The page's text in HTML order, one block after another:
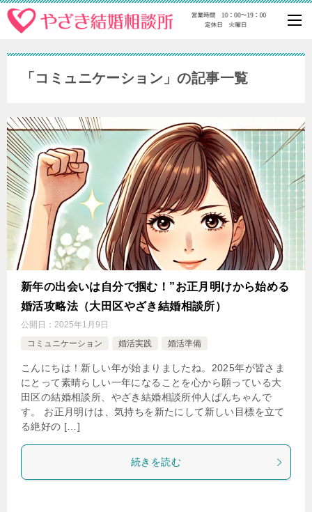
「コミュニケーション」の記事一覧
新年の出会いは自分で掴む！”お正月明けから始める
婚活攻略法（大田区やざき結婚相談所）
公開日： 2025年1月9日
コミュニケーション
婚活実践 婚活準備
こんにちは！新しい年が始まりましたね。2025年が皆さま
にとって素晴らしい一年になることを心から願っている大
田区の結婚相談所、やざき結婚相談所仲人ぱんちゃんで
す。 お正月明けは、気持ちを新たにして新しい目標を立て
る絶好の […]
続きを読む